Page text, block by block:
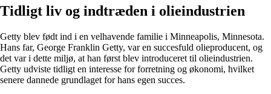
Tidligt liv og indtræden i olieindustrien
Getty blev født ind i en velhavende familie i Minneapolis, Minnesota.
Hans far, George Franklin Getty, var en succesfuld olieproducent, og
det var i dette miljø, at han først blev introduceret til olieindustrien.
Getty udviste tidligt en interesse for forretning og økonomi, hvilket
senere dannede grundlaget for hans egen succes.